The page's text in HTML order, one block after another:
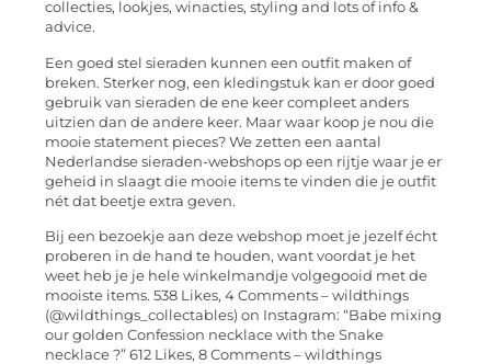
collecties, lookjes, winacties, styling and lots of info &
advice.
Een goed stel sieraden kunnen een outfit maken of
breken. Sterker nog, een kledingstuk kan er door goed
gebruik van sieraden de ene keer compleet anders
uitzien dan de andere keer. Maar waar koop je nou die
mooie statement pieces? We zetten een aantal
Nederlandse sieraden-webshops op een rijtje waar je er
geheid in slaagt die mooie items te vinden die je outfit
nét dat beetje extra geven.
Bij een bezoekje aan deze webshop moet je jezelf écht
proberen in de hand te houden, want voordat je het
weet heb je je hele winkelmandje volgegooid met de
mooiste items. 538 Likes, 4 Comments – wildthings
(@wildthings_collectables) on Instagram: “Babe mixing
our golden Confession necklace with the Snake
necklace ?” 612 Likes, 8 Comments – wildthings